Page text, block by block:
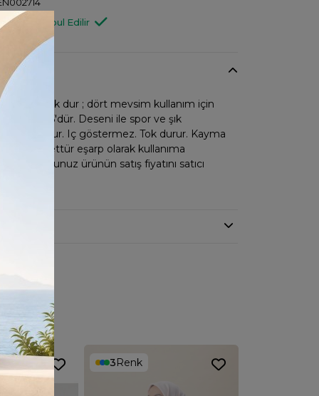
Değişim Kabul Edilir
pamuk dur ; dört mevsim kullanım için
95*95'dür. Deseni ile spor ve şık
dik durur. Iç göstermez. Tok durur. Kayma
; tesettür eşarp olarak kullanıma
olduğunuz ürünün satış fiyatını satıcı
3Renk